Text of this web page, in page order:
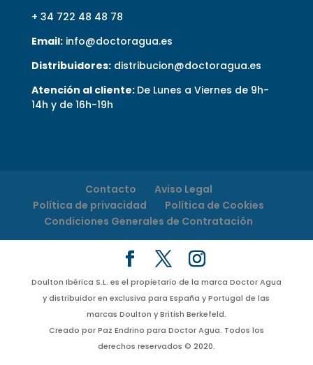
+ 34 722 48 48 78
Email:info@doctoragua.es
Distribuidores:distribucion@doctoragua.es
Atención al cliente: De Lunes a Viernes de 9h-
14h y de 16h-19h
Contacto
Aviso Legal
Política de privacidad
Política de Cookies
Condiciones Generales de Contratación
Doulton Ibérica S.L. es el propietario de la marca Doctor Agua
y distribuidor en exclusiva para España y Portugal de las
marcas Doulton y British Berkefeld.
Creado por Paz Endrino para Doctor Agua. Todos los
derechos reservados © 2020.